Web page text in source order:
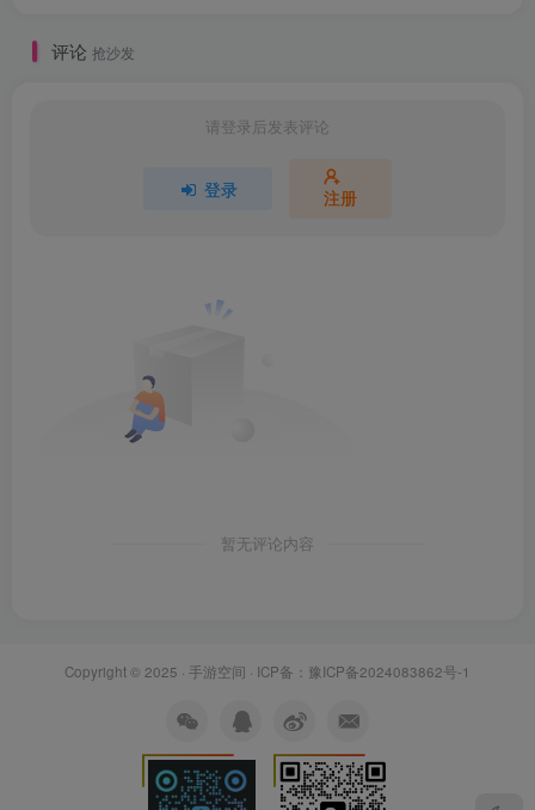
评论 抢沙发
请登录后发表评论
登录 注册
暂无评论内容
Copyright © 2025 · 手游空间 · ICP备： 豫ICP备2024083862号-1